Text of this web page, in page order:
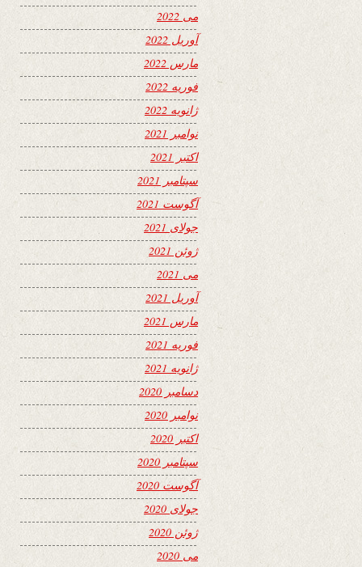
می 2022
آوریل 2022
مارس 2022
فوریه 2022
ژانویه 2022
نوامبر 2021
اکتبر 2021
سپتامبر 2021
آگوست 2021
جولای 2021
ژوئن 2021
می 2021
آوریل 2021
مارس 2021
فوریه 2021
ژانویه 2021
دسامبر 2020
نوامبر 2020
اکتبر 2020
سپتامبر 2020
آگوست 2020
جولای 2020
ژوئن 2020
می 2020